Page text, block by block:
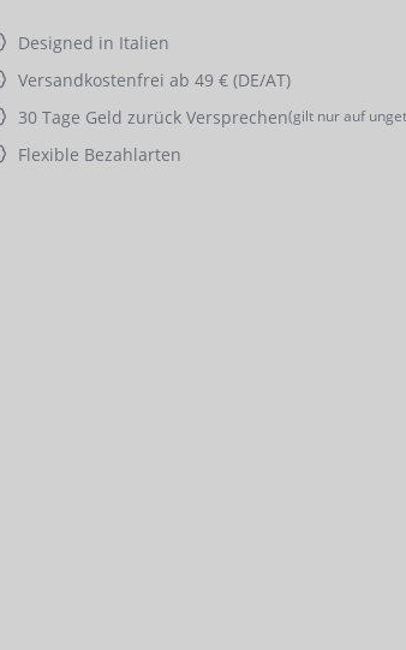
Designed in Italien
Versandkostenfrei ab 49 € (DE/AT)
30 Tage Geld zurück Versprechen(gilt nur auf
Flexible Bezahlarten